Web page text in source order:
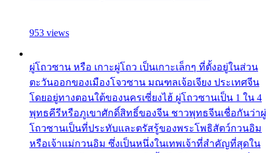
953 views
ผู่โถวซาน หรือ เกาะผู่โถว เป็นเกาะเล็กๆ ที่ตั้งอยู่ในส่วน
ตะวันออกของเมืองโจวซาน มณฑลเจ้อเจียง ประเทศจีน
โดยอยู่ทางตอนใต้ของนครเซี่ยงไฮ้ ผู่โถวซานเป็น 1 ใน 4
พุทธคีรีหรือภูเขาศักดิ์สิทธิ์ของจีน ชาวพุทธจีนเชื่อกันว่าผู่
โถวซานเป็นที่ประทับและตรัสรู้ของพระโพธิสัตว์กวนอิม
หรือเจ้าแม่กวนอิม ซึ่งเป็นหนึ่งในเทพเจ้าที่สำคัญที่สุดใน